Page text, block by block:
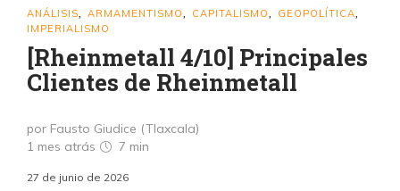
ANÁLISIS ARMAMENTISMO CAPITALISMO GEOPOLÍTICA
IMPERIALISMO
[Rheinmetall 4/10] Principales
Clientes de Rheinmetall
por Fausto Giudice (Tlaxcala)
1 mes atrás
7 min
27 de junio de 2026